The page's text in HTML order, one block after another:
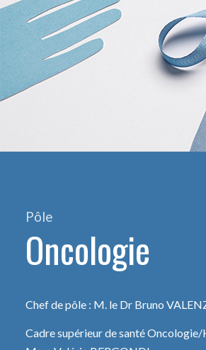
Pôle
Oncologie
Chef de pôle : M. le Dr Bruno
Cadre supérieur de santé